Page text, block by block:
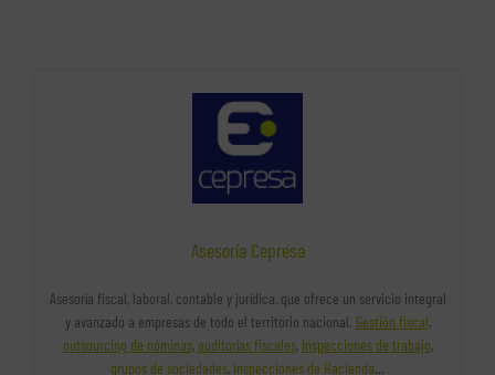
Asesoría Cepresa
Asesoría fiscal, laboral, contable y jurídica, que ofrece un servicio integral
y avanzado a empresas de todo el territorio nacional. Gestión fiscal,
outsourcing de nóminas,auditorías fiscales, inspecciones de trabajo,
grupos de sociedades, inspecciones de Hacienda…